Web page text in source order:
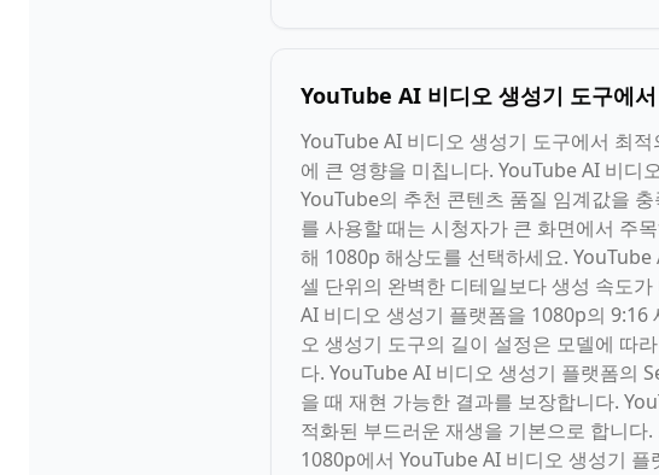
YouTube AI 비디오 생성기 도구에
YouTube AI 비디오 생성기 도구에서 최
에 큰 영향을 미칩니다. YouTube AI 비디
YouTube의 추천 콘텐츠 품질 임계값을
를 사용할 때는 시청자가 큰 화면에서 주
해 1080p 해상도를 선택하세요.
셀 단위의 완벽한 디테일보다 생성 속도
AI 비디오 생성기 플랫폼을 1080p의 9:16
오 생성기 도구의 길이 설정은 모델에 따
다. YouTube AI 비디오 생성기 플랫폼의
을 때 재현 가능한 결과를 보장합니다.
적화된 부드러운 재생을 기본으로 합니
1080p에서 YouTube AI 비디오 생성기 플